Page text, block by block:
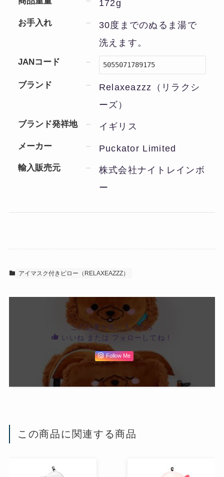
172g
お手入れ
30度までのぬるま湯で
洗えます。
JANコード 5055071789175
ブランド
Relaxeazzz（リラクシ
ーズ）
ブランド発祥地 イギリス
メーカー Puckator Limited
輸入販売元
株式会社ナイトレインボ
ー
アイマスク付きピロー（RELAXEAZZZ）
この記事が気に入ったら
いいね または フォローしてね！
Follow Me
この商品に関連する商品